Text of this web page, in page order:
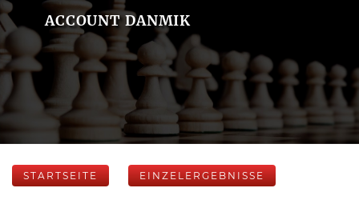
ACCOUNT DANMIK
STARTSEITE EINZELERGEBNISSE